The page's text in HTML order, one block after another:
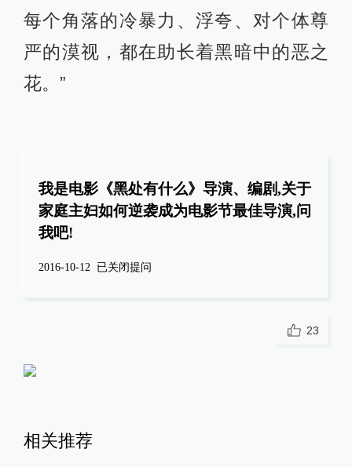
每个角落的冷暴力、浮夸、对个体尊
严的漠视，都在助长着黑暗中的恶之
花。”
我是电影《黑处有什么》导演、编剧,关于
家庭主妇如何逆袭成为电影节最佳导演,问
我吧!
2016-10-12 已关闭提问
23
相关推荐